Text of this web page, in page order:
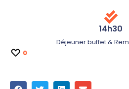
14h30
Déjeuner buffet &
0